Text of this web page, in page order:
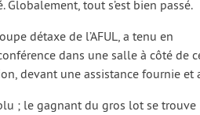
Globalement, tout s’est bien passé.
détaxe de l’AFUL, a tenu en
dans une salle à côté de
devant une assistance fournie et
; le gagnant du gros lot se trouve